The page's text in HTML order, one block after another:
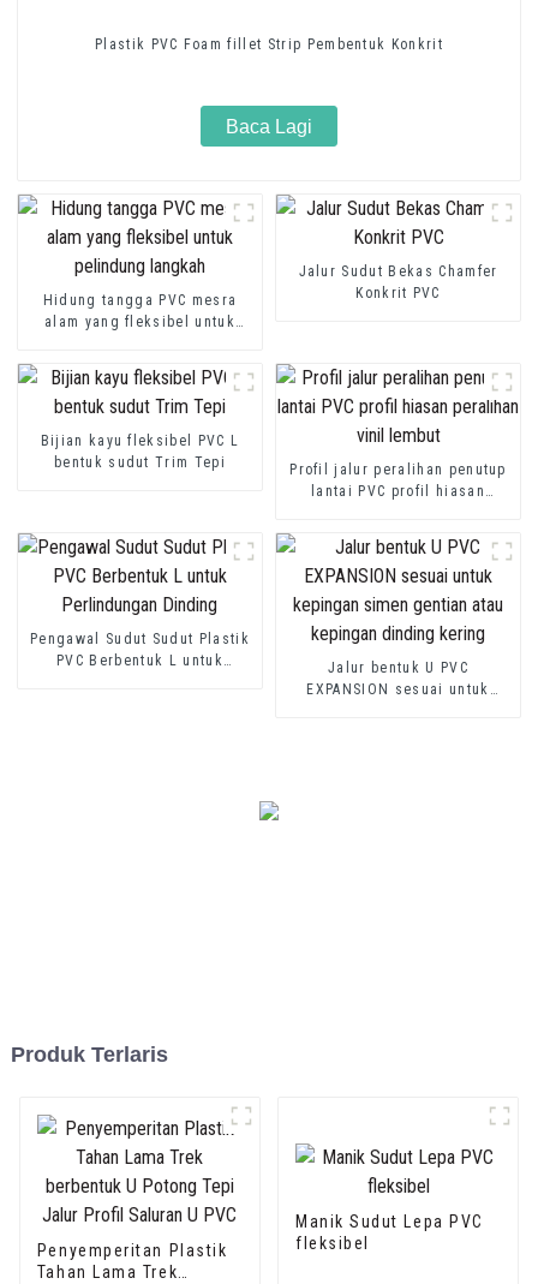
Plastik PVC Foam fillet Strip Pembentuk Konkrit
Baca Lagi
Hidung tangga PVC mesra
alam yang fleksibel untuk
Jalur Sudut Bekas Chamfer
Konkrit PVC
Bijian kayu fleksibel PVC L
bentuk sudut Trim Tepi
Profil jalur peralihan penutup
lantai PVC profil hiasan
Pengawal Sudut Sudut Plastik
PVC Berbentuk L untuk
Jalur bentuk U PVC
EXPANSION sesuai untuk
Produk Terlaris
Penyemperitan Plastik
Tahan Lama Trek
Manik Sudut Lepa PVC
fleksibel